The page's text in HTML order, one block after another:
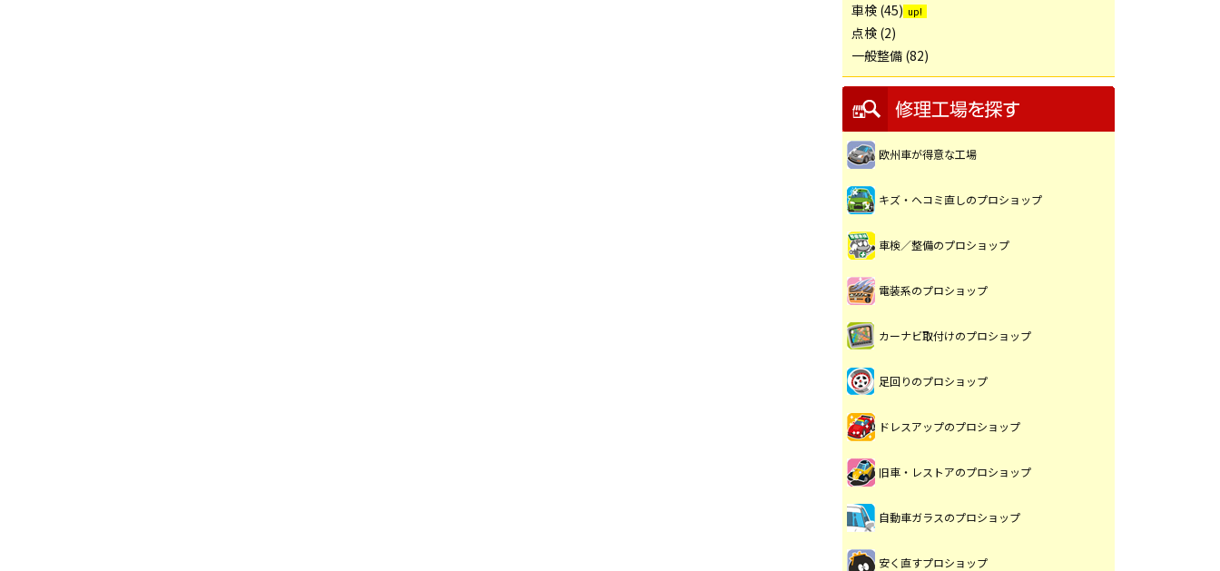
車検 (45)
点検 (2)
一般整備 (82)
欧州車が得意な工場
キズ・ヘコミ直しのプロショップ
車検／整備のプロショップ
電装系のプロショップ
カーナビ取付けのプロショップ
足回りのプロショップ
ドレスアップのプロショップ
旧車・レストアのプロショップ
自動車ガラスのプロショップ
安く直すプロショップ